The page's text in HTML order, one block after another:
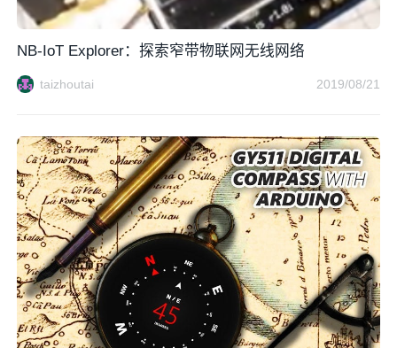
NB-IoT Explorer：探索窄带物联网无线网络
taizhoutai 2019/08/21